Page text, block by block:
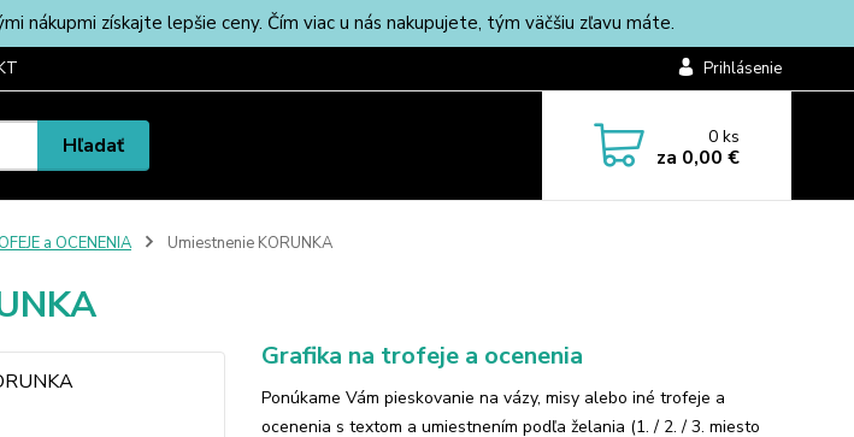
nákupmi získajte lepšie ceny. Čím viac u nás nakupujete, tým väčšiu zľavu máte.
Prihlásenie
Hľadať 0ks
za 0,00 €
a OCENENIA Umiestnenie KORUNKA
Grafika na trofeje a ocenenia
Ponúkame Vám pieskovanie na vázy, misy alebo iné trofeje a
ocenenia s textom a umiestnením podľa želania (1. / 2. / 3. miesto